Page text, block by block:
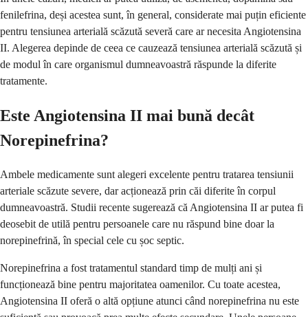
fenilefrina, deși acestea sunt, în general, considerate mai puțin eficiente
pentru tensiunea arterială scăzută severă care ar necesita Angiotensina
II. Alegerea depinde de ceea ce cauzează tensiunea arterială scăzută și
de modul în care organismul dumneavoastră răspunde la diferite
tratamente.
Este Angiotensina II mai bună decât
Norepinefrina?
Ambele medicamente sunt alegeri excelente pentru tratarea tensiunii
arteriale scăzute severe, dar acționează prin căi diferite în corpul
dumneavoastră. Studii recente sugerează că Angiotensina II ar putea fi
deosebit de utilă pentru persoanele care nu răspund bine doar la
norepinefrină, în special cele cu șoc septic.
Norepinefrina a fost tratamentul standard timp de mulți ani și
funcționează bine pentru majoritatea oamenilor. Cu toate acestea,
Angiotensina II oferă o altă opțiune atunci când norepinefrina nu este